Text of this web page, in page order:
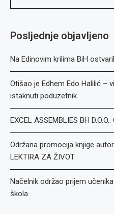
Posljednje objavljeno
Na Edinovim krilima BiH
Otišao je Edhem Edo Halilić –
istaknuti poduzetnik
EXCEL ASSEMBLIES BH
Održana promocija knjige
LEKTIRA ZA ŽIVOT
Načelnik održao prijem
škola